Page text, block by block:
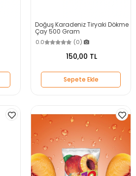
Doğuş Karadeniz Tiryaki Dökme
Çay 500 Gram
0.0 (0)
150,00 TL
Sepete Ekle